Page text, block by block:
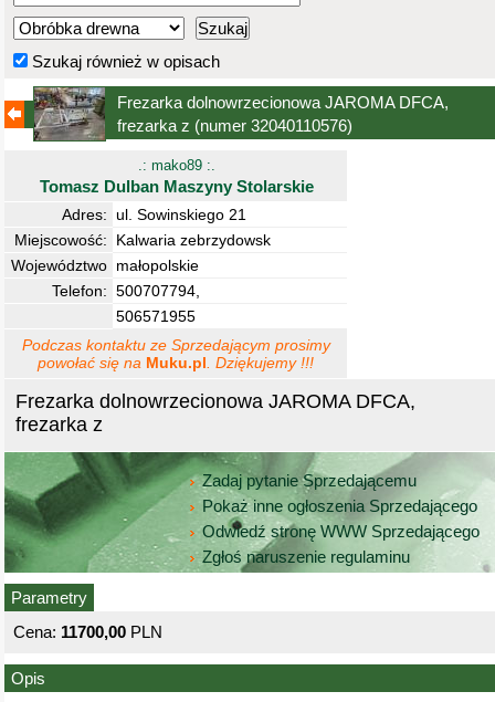
Szukaj również w opisach
Frezarka dolnowrzecionowa JAROMA DFCA,
frezarka z (numer 32040110576)
Frezarka dolnowrzecionowa JAROMA DFCA,
frezarka z
Zadaj pytanie Sprzedającemu
Pokaż inne ogłoszenia Sprzedającego
Odwiedź stronę WWW Sprzedającego
Zgłoś naruszenie regulaminu
Parametry
Cena: 11700,00 PLN
.: mako89 :.
Tomasz Dulban Maszyny Stolarskie
Adres: ul. Sowinskiego 21
Miejscowość:
Kalwaria zebrzydowsk
Województwo małopolskie
Telefon: 500707794,
506571955
Podczas kontaktu ze Sprzedającym prosimy
powołać się na Muku.pl . Dziękujemy !!!
Opis